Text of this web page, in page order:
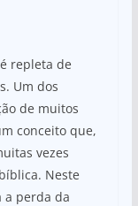
repleta de
Um dos
de muitos
conceito que,
vezes
Neste
a perda da